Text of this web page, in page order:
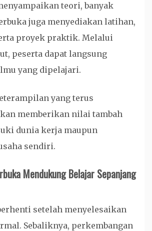
teori, banyak
juga menyediakan latihan,
proyek praktik. Melalui
peserta dapat langsung
yang dipelajari.
yang terus
memberikan nilai tambah
dunia kerja maupun
sendiri.
Mendukung Belajar Sepanjang
setelah menyelesaikan
Sebaliknya, perkembangan